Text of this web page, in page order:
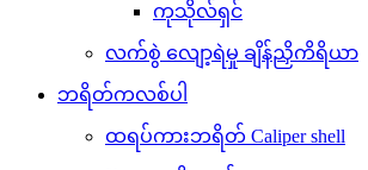
ကုသိုလ်ရှင်
လက်စွဲ လျော့ရဲမှု ချိန်ညှိကိရိယာ
ဘရိတ်ကလစ်ပါ
ထရပ်ကားဘရိတ် Caliper shell